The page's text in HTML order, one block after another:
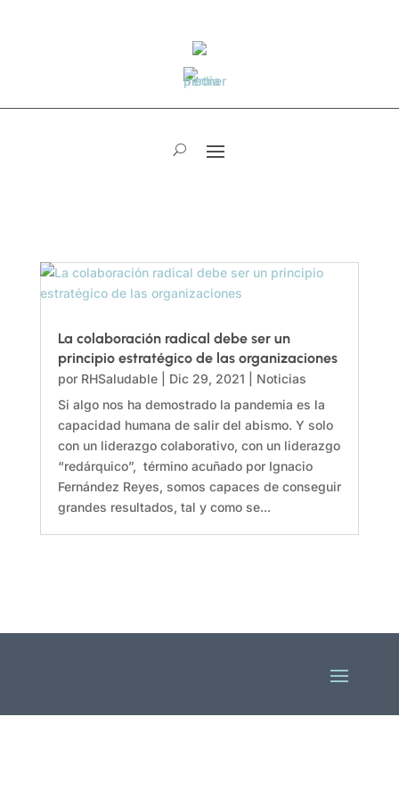
La colaboración radical debe ser un
principio estratégico de las organizaciones
por RHSaludable| Dic 29, 2021
Noticias
Si algo nos ha demostrado la pandemia es la
capacidad humana de salir del abismo. Y solo
con un liderazgo colaborativo, con un liderazgo
“redárquico”, término acuñado por Ignacio
Fernández Reyes, somos capaces de conseguir
grandes resultados, tal y como se...